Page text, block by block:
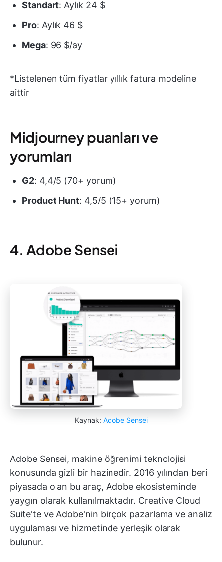
Standart: Aylık 24 $
Pro: Aylık 46 $
Mega: 96 $/ay
*Listelenen tüm fiyatlar yıllık fatura modeline
aittir
Midjourney puanları ve
yorumları
G2: 4,4/5 (70+ yorum)
Product Hunt: 4,5/5 (15+ yorum)
4. Adobe Sensei
Kaynak: Adobe Sensei
Adobe Sensei, makine öğrenimi teknolojisi
konusunda gizli bir hazinedir. 2016 yılından beri
piyasada olan bu araç, Adobe ekosisteminde
yaygın olarak kullanılmaktadır. Creative Cloud
Suite'te ve Adobe'nin birçok pazarlama ve analiz
uygulaması ve hizmetinde yerleşik olarak
bulunur.